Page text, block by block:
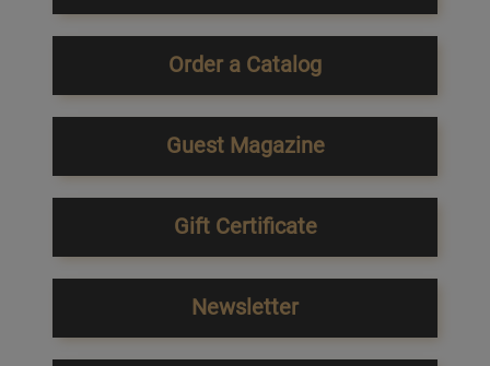
Order a Catalog
Guest Magazine
Gift Certificate
Newsletter